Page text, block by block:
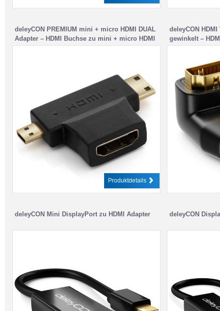
deleyCON PREMIUM mini + micro HDMI DUAL
Adapter – HDMI Buchse zu mini + micro HDMI
Stecker
Produktdetails
deleyCON
gewinkelt –
deleyCON Mini DisplayPort zu HDMI Adapter deleyCON